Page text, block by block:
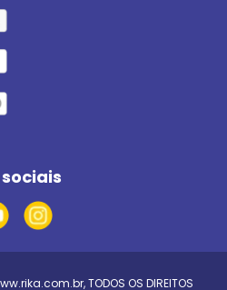
, TODOS OS DIREITOS